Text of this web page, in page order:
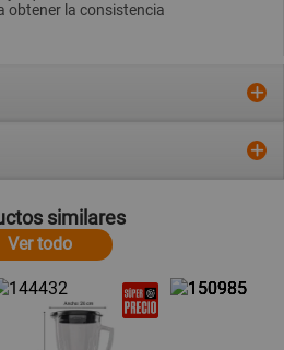
obtener la consistencia
similares
Ver todo